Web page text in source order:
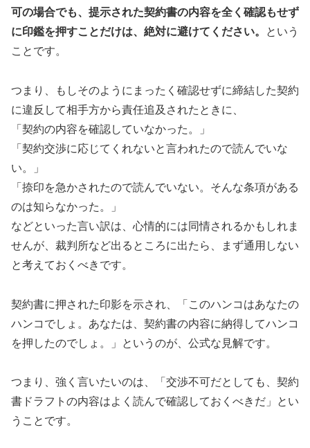
可の場合でも、提示された契約書の内容を全く確認もせず
に印鑑を押すことだけは、絶対に避けてください。
という
ことです。
つまり、もしそのようにまったく確認せずに締結した契約
に違反して相手方から責任追及されたときに、
「契約の内容を確認していなかった。」
「契約交渉に応じてくれないと言われたので読んでいな
い。」
「捺印を急かされたので読んでいない。そんな条項がある
のは知らなかった。」
などといった言い訳は、心情的には同情されるかもしれま
せんが、裁判所など出るところに出たら、まず通用しない
と考えておくべきです。
契約書に押された印影を示され、「このハンコはあなたの
ハンコでしょ。あなたは、契約書の内容に納得してハンコ
を押したのでしょ。」というのが、公式な見解です。
つまり、強く言いたいのは、「交渉不可だとしても、契約
書ドラフトの内容はよく読んで確認しておくべきだ」とい
うことです。